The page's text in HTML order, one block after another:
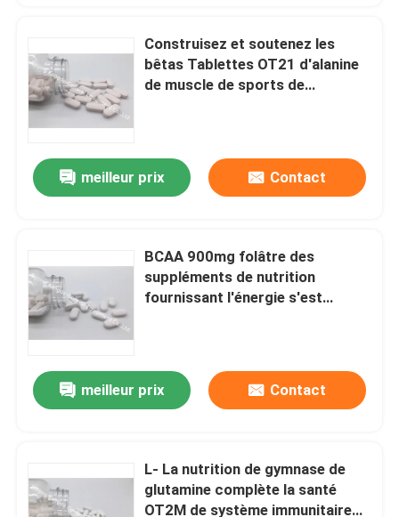
Maison
Au sujet de nous
Construisez et soutenez les
bêtas Tablettes OT21 d'alanine
de muscle de sports de
meilleur prix Contact
BCAA 900mg folâtre des
suppléments de nutrition
fournissant l'énergie s'est
meilleur prix Contact
L- La nutrition de gymnase de
glutamine complète la santé
OT2M de système immunitaire